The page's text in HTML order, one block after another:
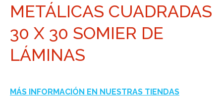
METÁLICAS CUADRADAS
30 X 30 SOMIER DE
LÁMINAS
MÁS INFORMACIÓN EN NUESTRAS TIENDAS